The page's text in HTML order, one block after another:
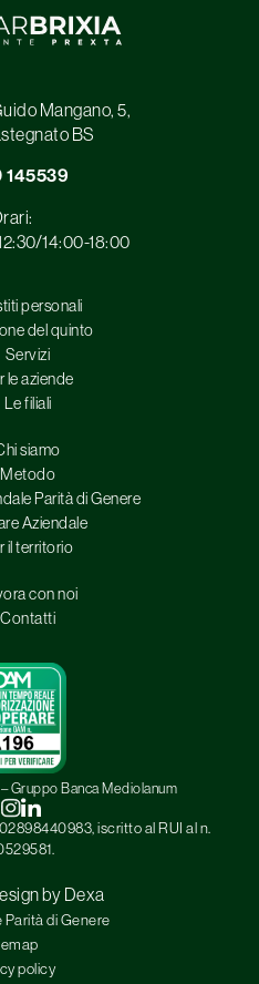
Mangano, 5,
BS
145539
14:00-18:00
personali
del quinto
Servizi
le aziende
Le filiali
siamo
Metodo
Parità di Genere
Aziendale
il territorio
con noi
Contatti
Gruppo Banca Mediolanum
iscritto al RUI al n.
by Dexa
di Genere
policy